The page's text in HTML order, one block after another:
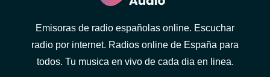
Emisoras de radio españolas online. Escuchar
radio por internet. Radios online de España para
todos. Tu musica en vivo de cada dia en linea.